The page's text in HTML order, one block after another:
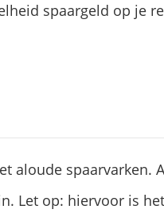
spaargeld op je
aloude spaarvarken.
Let op: hiervoor is